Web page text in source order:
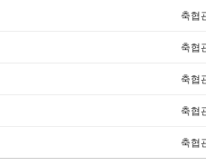
축협
축협
축협
축협
축협